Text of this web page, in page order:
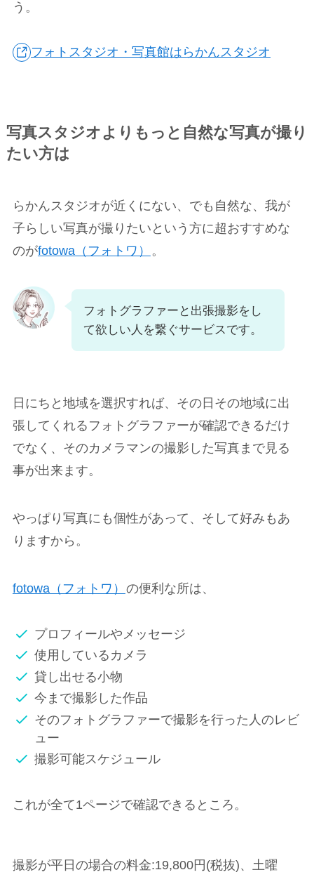
う。
フォトスタジオ・写真館はらかんスタジオ
写真スタジオよりもっと自然な写真が撮り
たい方は
らかんスタジオが近くにない、でも自然な、我が
子らしい写真が撮りたいという方に超おすすめな
のがfotowa（フォトワ） 。
フォトグラファーと出張撮影をし
て欲しい人を繋ぐサービスです。
日にちと地域を選択すれば、その日その地域に出
張してくれるフォトグラファーが確認できるだけ
でなく、そのカメラマンの撮影した写真まで見る
事が出来ます。
やっぱり写真にも個性があって、そして好みもあ
りますから。
fotowa（フォトワ） の便利な所は、
プロフィールやメッセージ
使用しているカメラ
貸し出せる小物
今まで撮影した作品
そのフォトグラファーで撮影を行った人のレビ
ュー
撮影可能スケジュール
これが全て1ページで確認できるところ。
撮影が平日の場合の料金:19,800円(税抜)、土曜